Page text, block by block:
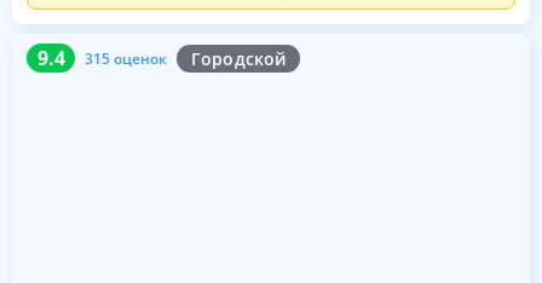
9.4 315 оценок Городской
9.4 315 оценок